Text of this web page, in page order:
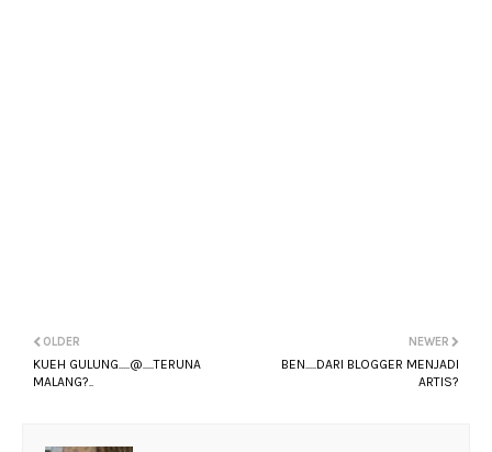
NEWER
BEN.....DARI BLOGGER MENJADI
ARTIS?
OLDER
KUEH GULUNG.....@.....TERUNA
MALANG?..